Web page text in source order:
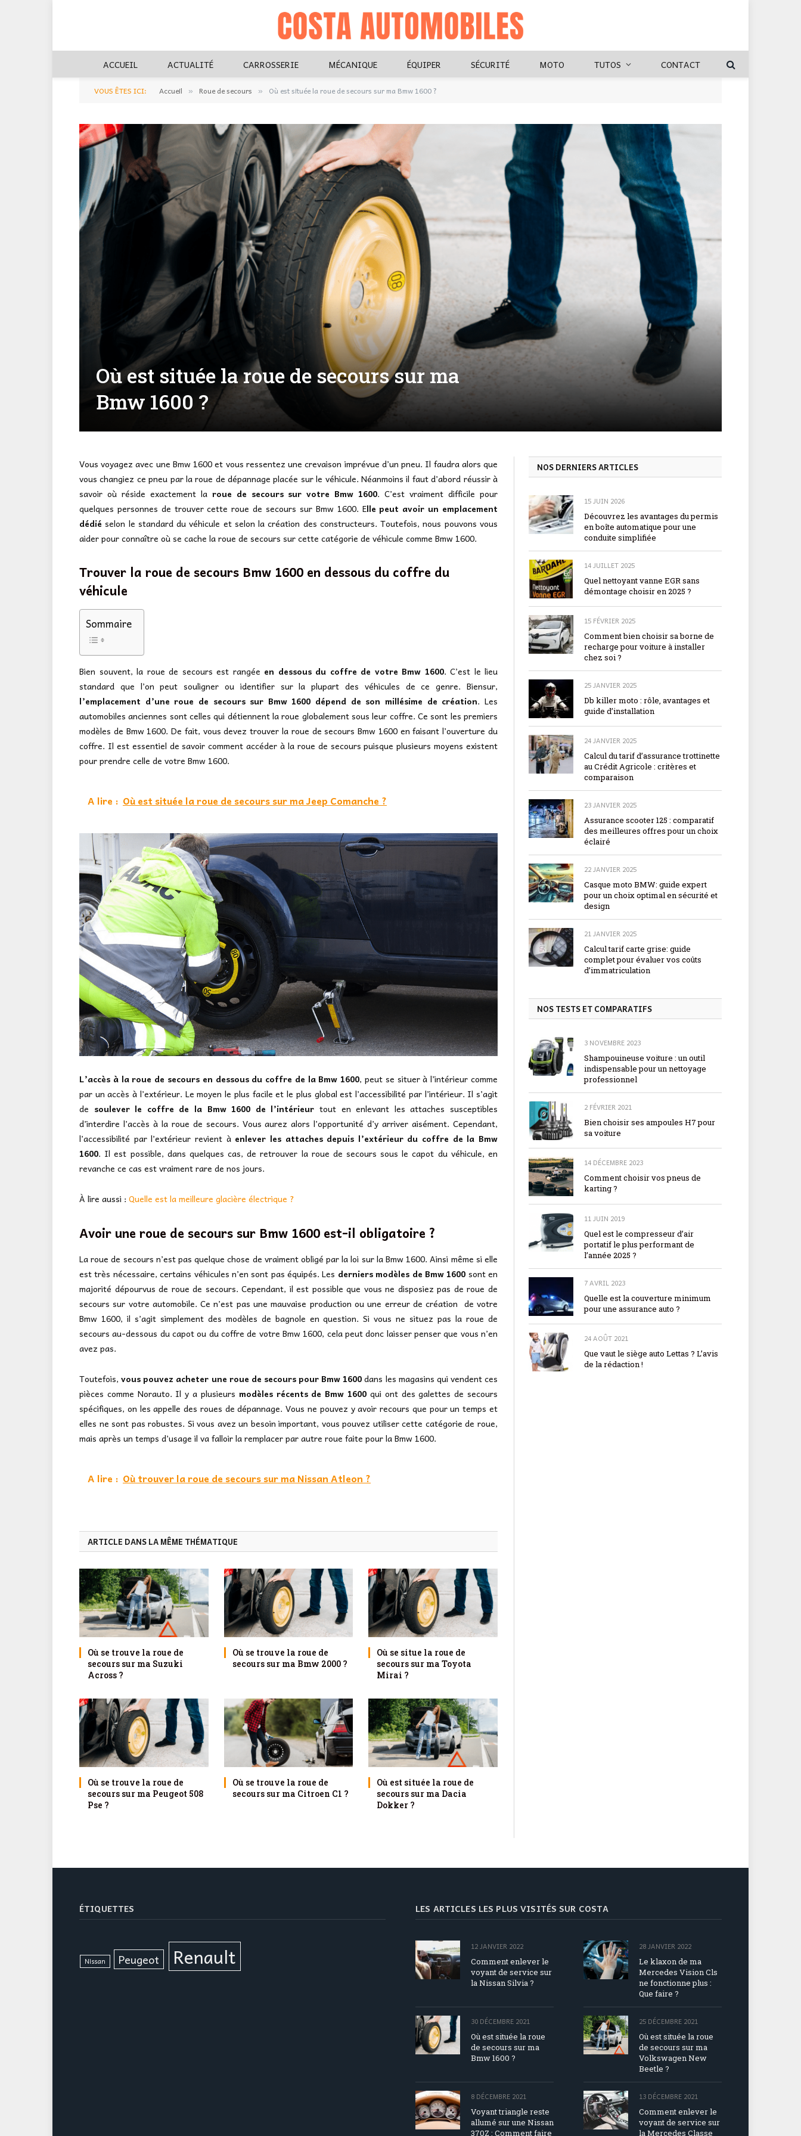
ACCUEIL ACTUALITÉ CARROSSERIE MÉCANIQUE ÉQUIPER SÉCURITÉ MOTO TUTOS CONTACT
VOUS ÊTES ICI: Accueil » Roue de secours » Où est située la roue de secours sur ma Bmw 1600 ?
Où est située la roue de secours sur ma
Bmw 1600 ?
Vous voyagez avec une Bmw 1600 et vous ressentez une crevaison imprévue d’un pneu. Il faudra alors que
vous changiez ce pneu par la roue de dépannage placée sur le véhicule. Néanmoins il faut d’abord réussir à
savoir où réside exactement la roue de secours sur votre Bmw 1600. C’est vraiment difficile pour
quelques personnes de trouver cette roue de secours sur Bmw 1600. Elle peut avoir un emplacement
dédié selon le standard du véhicule et selon la création des constructeurs. Toutefois, nous pouvons vous
aider pour connaître où se cache la roue de secours sur cette catégorie de véhicule comme Bmw 1600.
Trouver la roue de secours Bmw 1600 en dessous du coffre du
véhicule
Sommaire
Bien souvent, la roue de secours est rangée en dessous du coffre de votre Bmw 1600. C’est le lieu
standard que l’on peut souligner ou identifier sur la plupart des véhicules de ce genre. Biensur,
l’emplacement d’une roue de secours sur Bmw 1600 dépend de son millésime de création. Les
automobiles anciennes sont celles qui détiennent la roue globalement sous leur coffre. Ce sont les premiers
modèles de Bmw 1600. De fait, vous devez trouver la roue de secours Bmw 1600 en faisant l’ouverture du
coffre. Il est essentiel de savoir comment accéder à la roue de secours puisque plusieurs moyens existent
pour prendre celle de votre Bmw 1600.
A lire : Où est située la roue de secours sur ma Jeep Comanche ?
L’accès à la roue de secours en dessous du coffre de la Bmw 1600, peut se situer à l’intérieur comme
par un accès à l’extérieur. Le moyen le plus facile et le plus global est l’accessibilité par l’intérieur. Il s’agit
de soulever le coffre de la Bmw 1600 de l’intérieur tout en enlevant les attaches susceptibles
d’interdire l’accès à la roue de secours. Vous aurez alors l’opportunité d’y arriver aisément. Cependant,
l’accessibilité par l’extérieur revient à enlever les attaches depuis l’extérieur du coffre de la Bmw
1600. Il est possible, dans quelques cas, de retrouver la roue de secours sous le capot du véhicule, en
revanche ce cas est vraiment rare de nos jours.
À lire aussi : Quelle est la meilleure glacière électrique ?
Avoir une roue de secours sur Bmw 1600 est-il obligatoire ?
La roue de secours n’est pas quelque chose de vraiment obligé par la loi sur la Bmw 1600. Ainsi même si elle
est très nécessaire, certains véhicules n’en sont pas équipés. Les derniers modèles de Bmw 1600 sont en
majorité dépourvus de roue de secours. Cependant, il est possible que vous ne disposiez pas de roue de
secours sur votre automobile. Ce n’est pas une mauvaise production ou une erreur de création de votre
Bmw 1600, il s’agit simplement des modèles de bagnole en question. Si vous ne situez pas la roue de
secours au-dessous du capot ou du coffre de votre Bmw 1600, cela peut donc laisser penser que vous n’en
avez pas.
Toutefois,vous pouvez acheter une roue de secours pour Bmw 1600dans les magasins qui vendent ces
pièces comme Norauto. Il y a plusieurs modèles récents de Bmw 1600 qui ont des galettes de secours
spécifiques, on les appelle des roues de dépannage. Vous ne pouvez y avoir recours que pour un temps et
elles ne sont pas robustes. Si vous avez un besoin important, vous pouvez utiliser cette catégorie de roue,
mais après un temps d’usage il va falloir la remplacer par autre roue faite pour la Bmw 1600.
A lire : Où trouver la roue de secours sur ma Nissan Atleon ?
ARTICLE DANS LA MÊME THÉMATIQUE
Où se trouve la roue de
secours sur ma Suzuki
Across ?
Où se trouve la roue de
secours sur ma Bmw 2000 ?
Où se situe la roue de
secours sur ma Toyota
Mirai ?
Où se trouve la roue de
secours sur ma Peugeot 508
Pse ?
Où se trouve la roue de
secours sur ma Citroen C1 ?
Où est située la roue de
secours sur ma Dacia
Dokker ?
NOS DERNIERS ARTICLES
15 JUIN 2026
Découvrez les avantages du permis
en boîte automatique pour une
conduite simplifiée
14 JUILLET 2025
Quel nettoyant vanne EGR sans
démontage choisir en 2025 ?
15 FÉVRIER 2025
Comment bien choisir sa borne de
recharge pour voiture à installer
chez soi ?
25 JANVIER 2025
Db killer moto : rôle, avantages et
guide d’installation
24 JANVIER 2025
Calcul du tarif d’assurance trottinette
au Crédit Agricole : critères et
comparaison
23 JANVIER 2025
Assurance scooter 125 : comparatif
des meilleures offres pour un choix
éclairé
22 JANVIER 2025
Casque moto BMW: guide expert
pour un choix optimal en sécurité et
design
21 JANVIER 2025
Calcul tarif carte grise: guide
complet pour évaluer vos coûts
d’immatriculation
NOS TESTS ET COMPARATIFS
3 NOVEMBRE 2023
Shampouineuse voiture : un outil
indispensable pour un nettoyage
professionnel
2 FÉVRIER 2021
Bien choisir ses ampoules H7 pour
sa voiture
14 DÉCEMBRE 2023
Comment choisir vos pneus de
karting ?
11 JUIN 2019
Quel est le compresseur d’air
portatif le plus performant de
l’année 2025 ?
7 AVRIL 2023
Quelle est la couverture minimum
pour une assurance auto ?
24 AOÛT 2021
Que vaut le siège auto Lettas ? L’avis
de la rédaction !
ÉTIQUETTES
Nissan Peugeot Renault
LES ARTICLES LES PLUS VISITÉS SUR COSTA
12 JANVIER 2022
Comment enlever le
voyant de service sur
la Nissan Silvia ?
28 JANVIER 2022
Le klaxon de ma
Mercedes Vision Cls
ne fonctionne plus :
Que faire ?
30 DÉCEMBRE 2021
Où est située la roue
de secours sur ma
Bmw 1600 ?
25 DÉCEMBRE 2021
Où est située la roue
de secours sur ma
Volkswagen New
Beetle ?
8 DÉCEMBRE 2021
Voyant triangle reste
allumé sur une Nissan
370Z : Comment faire
13 DÉCEMBRE 2021
Comment enlever le
voyant de service sur
la Mercedes Classe